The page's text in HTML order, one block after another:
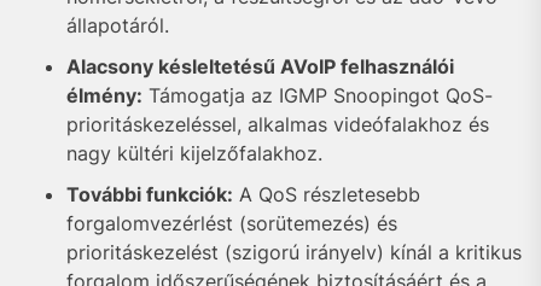
állapotáról.
Alacsony késleltetésű AVoIP felhasználói
élmény: Támogatja az IGMP Snoopingot QoS-
prioritáskezeléssel, alkalmas videófalakhoz és
nagy kültéri kijelzőfalakhoz.
További funkciók: A QoS részletesebb
forgalomvezérlést (sorütemezés) és
prioritáskezelést (szigorú irányelv) kínál a kritikus
forgalom időszerűségének biztosításáért és a